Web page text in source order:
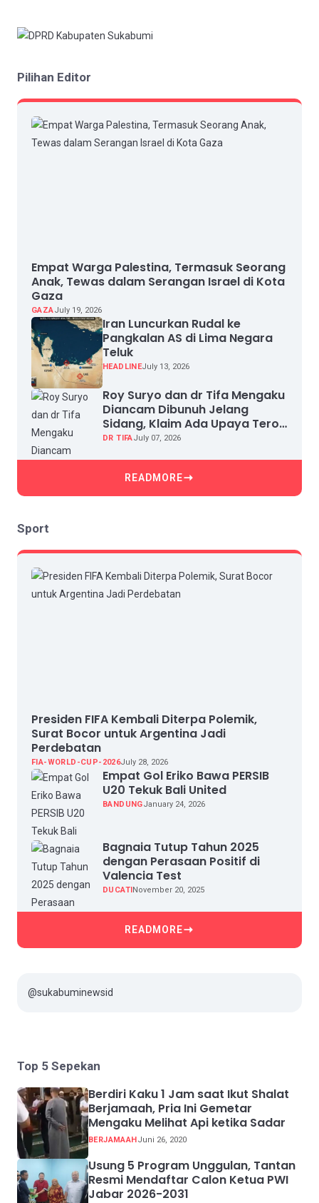
Pilihan Editor
Empat Warga Palestina, Termasuk Seorang
Anak, Tewas dalam Serangan Israel di Kota
Gaza
GAZAJuly 19, 2026
Iran Luncurkan Rudal ke
Pangkalan AS di Lima Negara
Teluk
HEADLINEJuly 13, 2026
Roy Suryo dan dr Tifa Mengaku
Diancam Dibunuh Jelang
Sidang, Klaim Ada Upaya Teror
dan Intimidasi
DR TIFAJuly 07, 2026
READMORE
Sport
Presiden FIFA Kembali Diterpa Polemik,
Surat Bocor untuk Argentina Jadi
Perdebatan
FIA-WORLD-CUP-2026July 28, 2026
Empat Gol Eriko Bawa PERSIB
U20 Tekuk Bali United
BANDUNGJanuary 24, 2026
Bagnaia Tutup Tahun 2025
dengan Perasaan Positif di
Valencia Test
DUCATINovember 20, 2025
READMORE
@sukabuminewsid
Top 5 Sepekan
Berdiri Kaku 1 Jam saat Ikut Shalat
Berjamaah, Pria Ini Gemetar
Mengaku Melihat Api ketika Sadar
BERJAMAAHJuni 26, 2020
Usung 5 Program Unggulan, Tantan
Resmi Mendaftar Calon Ketua PWI
Jabar 2026-2031